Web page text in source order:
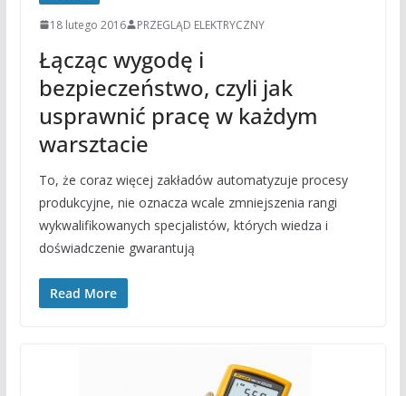
18 lutego 2016 PRZEGLĄD ELEKTRYCZNY
Łącząc wygodę i
bezpieczeństwo, czyli jak
usprawnić pracę w każdym
warsztacie
To, że coraz więcej zakładów automatyzuje procesy
produkcyjne, nie oznacza wcale zmniejszenia rangi
wykwalifikowanych specjalistów, których wiedza i
doświadczenie gwarantują
Read More